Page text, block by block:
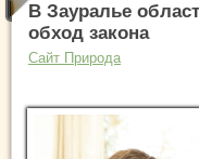
В Зауралье
обход закона
Сайт Природа